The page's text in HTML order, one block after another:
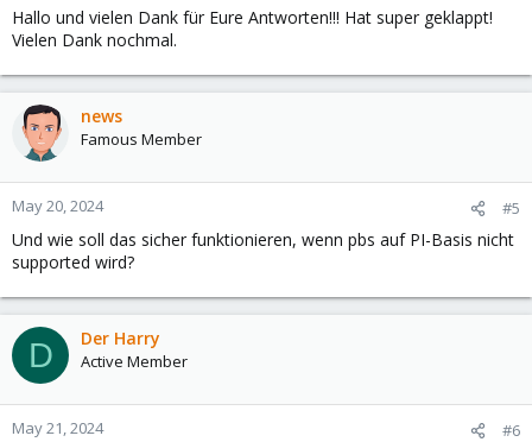
Hallo und vielen Dank für Eure Antworten!!! Hat super geklappt!
Vielen Dank nochmal.
news
Famous Member
May 20, 2024 #5
Und wie soll das sicher funktionieren, wenn pbs auf PI-Basis nicht
supported wird?
D Der Harry
Active Member
May 21, 2024 #6